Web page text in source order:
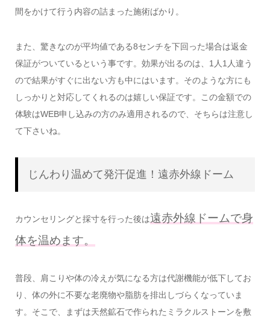
間をかけて行う内容の詰まった施術ばかり。
また、驚きなのが平均値である8センチを下回った場合は返金
保証がついているという事です。効果が出るのは、1人1人違う
ので結果がすぐに出ない方も中にはいます。そのような方にも
しっかりと対応してくれるのは嬉しい保証です。この金額での
体験はWEB申し込みの方のみ適用されるので、そちらは注意し
て下さいね。
じんわり温めて発汗促進！遠赤外線ドーム
カウンセリングと採寸を行った後は遠赤外線ドームで身
体を温めます。
普段、肩こりや体の冷えが気になる方は代謝機能が低下してお
り、体の外に不要な老廃物や脂肪を排出しづらくなっていま
す。そこで、まずは天然鉱石で作られたミラクルストーンを敷